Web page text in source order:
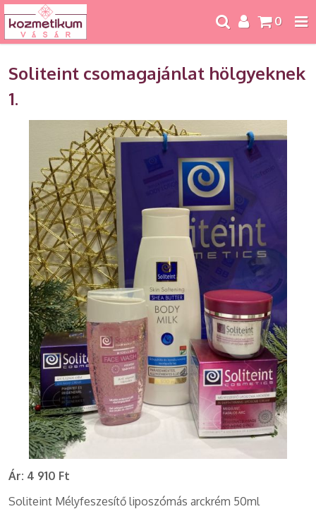
0
Soliteint csomagajánlat hölgyeknek
1.
Ár: 4 910 Ft
Soliteint Mélyfeszesítő liposzómás arckrém 50ml